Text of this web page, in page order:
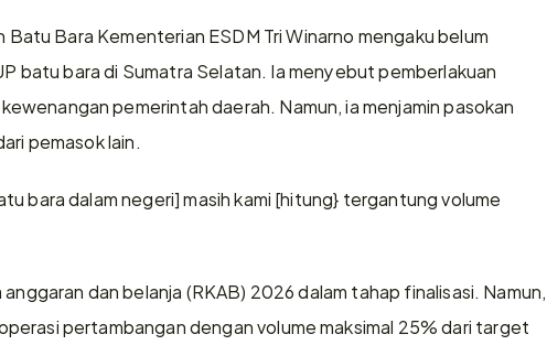
Bara Kementerian ESDM Tri Winarno mengaku belum
batu bara di Sumatra Selatan. Ia menyebut pemberlakuan
pemerintah daerah. Namun, ia menjamin pasokan
pemasok lain.
bara dalam negeri] masih kami [hitung} tergantung volume
dan belanja (RKAB) 2026 dalam tahap finalisasi. Namun,
pertambangan dengan volume maksimal 25% dari target